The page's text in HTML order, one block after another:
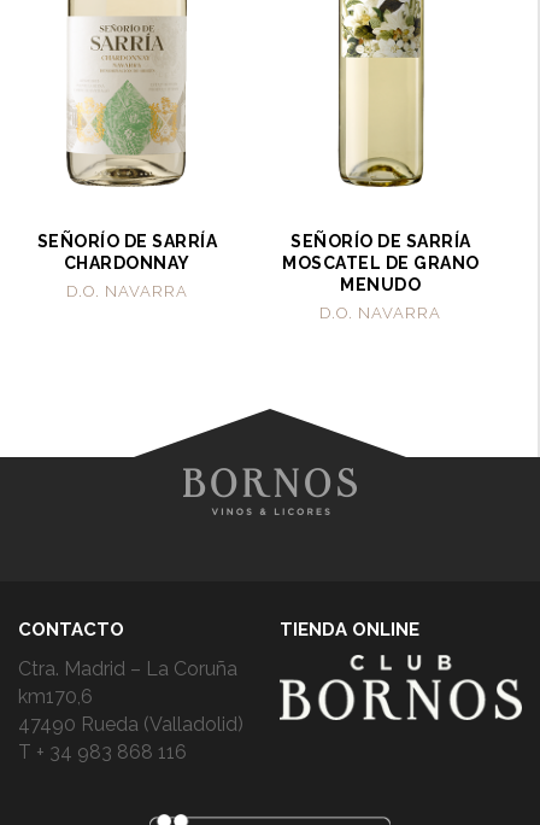
SEÑORÍO DE SARRÍA
CHARDONNAY
D.O. NAVARRA
SEÑORÍO DE SARRÍA
MOSCATEL DE GRANO
MENUDO
D.O. NAVARRA
CONTACTO
Ctra. Madrid – La Coruña
km170,6
47490 Rueda (Valladolid)
T + 34 983 868 116
TIENDA ONLINE